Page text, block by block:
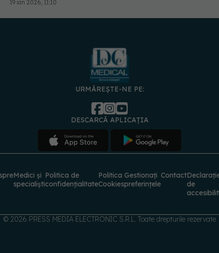
19 ian 2026, 11:10
URMĂREȘTE-NE PE:
DESCARCĂ APLICAȚIA
Medici și
specialiști
Politica de
confidențialitate
Politica
Cookies
Gestionați
preferințele
Contact
de
© 2026 PRESS MEDIA ELECTRONIC S.R.L. Toate drepturile rezervate